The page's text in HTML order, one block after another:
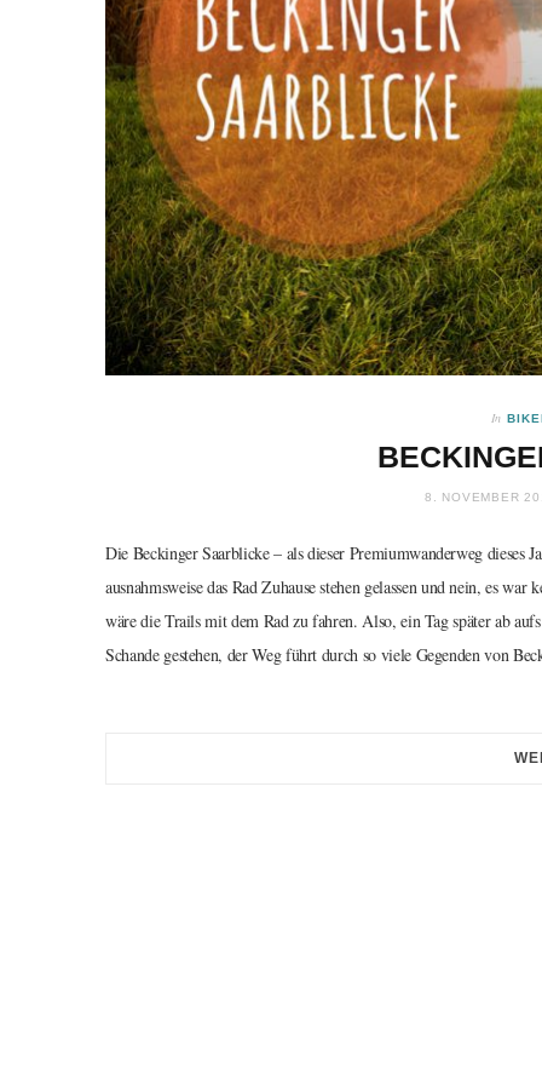
In
8. NOVEMBER
Die Beckinger Saarblicke – als dieser Premiumwanderweg dieses
ausnahmsweise das Rad Zuhause stehen gelassen und nein, es
wäre die Trails mit dem Rad zu fahren. Also, ein Tag später ab
Schande gestehen, der Weg führt durch so viele Gegenden von